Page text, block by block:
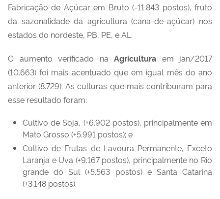
Fabricação de Açúcar em Bruto (-11.843 postos), fruto
da sazonalidade da agricultura (cana-de-açúcar) nos
estados do nordeste, PB, PE, e AL.
O aumento verificado na Agricultura em jan/2017
(10.663) foi mais acentuado que em igual mês do ano
anterior (8.729). As culturas que mais contribuíram para
esse resultado foram:
Cultivo de Soja, (+6.902 postos), principalmente em
Mato Grosso (+5.991 postos); e
Cultivo de Frutas de Lavoura Permanente, Exceto
Laranja e Uva (+9.167 postos), principalmente no Rio
grande do Sul (+5.563 postos) e Santa Catarina
(+3.148 postos).